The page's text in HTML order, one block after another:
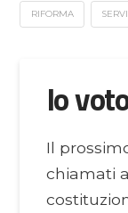
RIFORMA
Io
Il
chiamati